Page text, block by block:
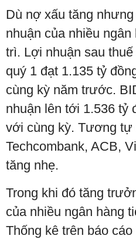
Dù nợ xấu tăng
nhuận của nhiều
trì. Lợi nhuận sau
quý 1 đạt 1.135 tỷ
cùng kỳ năm trước.
nhuận lên tới 1.536 tỷ
với cùng kỳ. Tương tự
Techcombank, ACB,
tăng nhẹ.
Trong khi đó tăng
của nhiều ngân hàng
Thống kê trên báo